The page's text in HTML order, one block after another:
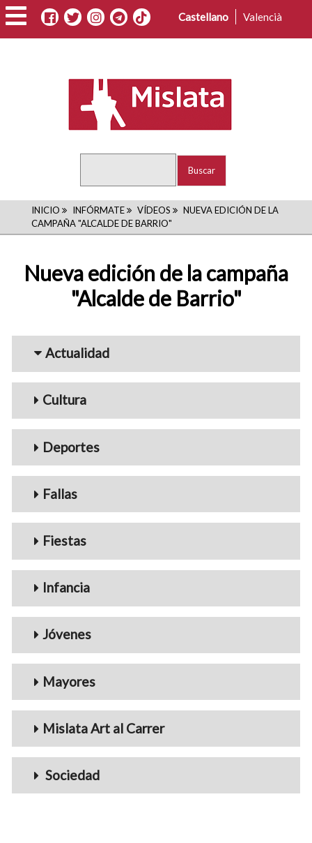
Pasar
al
contenido
Castellano Valencià
RUTA
DE
NAVEGACIÓN
INICIO INFÓRMATE VÍDEOS
NUEVA EDICIÓN DE LA
CAMPAÑA "ALCALDE DE BARRIO"
Nueva edición de la campaña
"Alcalde de Barrio"
Menu_Videos
Actualidad
Cultura
Deportes
Fallas
Fiestas
Infancia
Jóvenes
Mayores
Mislata Art al Carrer
Sociedad